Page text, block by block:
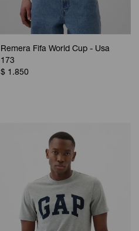
Remera Fifa World Cup - Usa
173
$ 1.850